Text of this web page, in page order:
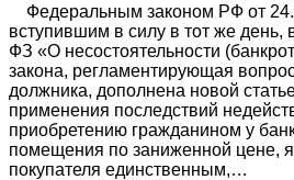
Федеральным законом РФ от
вступившим в силу в тот же день,
ФЗ «О несостоятельности
закона, регламентирующая
должника, дополнена новой
применения последствий
приобретению гражданином у
помещения по заниженной цене,
покупателя единственным,…